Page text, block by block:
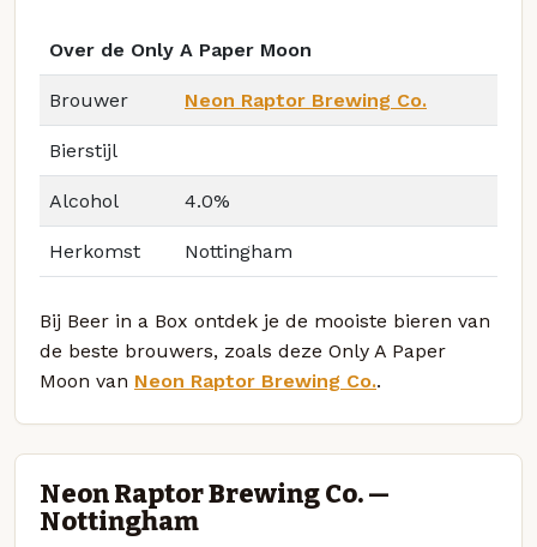
Over de Only A Paper Moon
Brouwer Neon Raptor Brewing Co.
Bierstijl
Alcohol 4.0%
Herkomst Nottingham
Bij Beer in a Box ontdek je de mooiste bieren van
de beste brouwers, zoals deze Only A Paper
Moon van Neon Raptor Brewing Co..
Neon Raptor Brewing Co. —
Nottingham